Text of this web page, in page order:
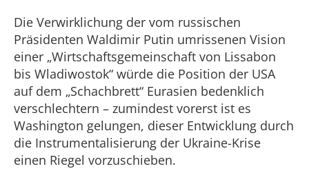
Die Verwirklichung der vom russischen
Präsidenten Waldimir Putin umrissenen Vision
einer „Wirtschaftsgemeinschaft von Lissabon
bis Wladiwostok“ würde die Position der USA
auf dem „Schachbrett“ Eurasien bedenklich
verschlechtern – zumindest vorerst ist es
Washington gelungen, dieser Entwicklung durch
die Instrumentalisierung der Ukraine-Krise
einen Riegel vorzuschieben.